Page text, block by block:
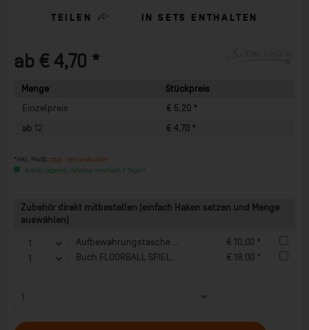
TEILEN IN SETS ENTHALTEN
ab € 4,70 *
Menge
Stückpreis
Einzelpreis
€ 5,20 *
ab 12 € 4,70 *
*inkl. MwSt. zzgl. Versandkosten
Artikel lagernd, lieferbar innerhalb 3 Tagen!
Zubehör direkt mitbestellen (einfach Haken setzen und Menge
auswählen)
Aufbewahrungstasche UTILITY
€ 10,00 *
Buch FLOORBALL SPIELEN
€ 19,00 *